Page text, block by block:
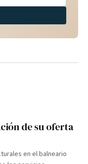
de su oferta
en el balneario